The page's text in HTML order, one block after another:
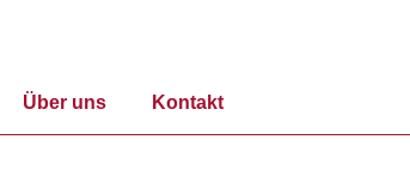
Über uns Kontakt